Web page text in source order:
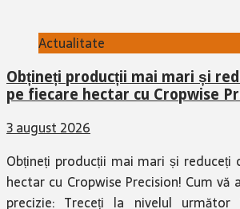
Actualitate
Obțineți producții mai mari și
pe fiecare hectar cu Cropwise
3 august 2026
Obțineți producții mai mari și reduceți
hectar cu Cropwise Precision! Cum
precizie: Treceți la nivelul următor